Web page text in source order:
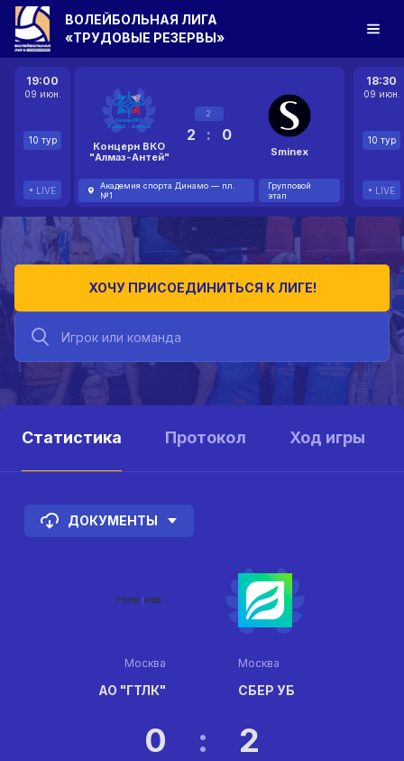
19:00
09 июн.
10 тур
LIVE
Концерн ВКО
"Алмаз-Антей"
2
2 : 0
Sminex
Академия спорта Динамо — пл.
№1
Групповой
этап
18:30
09 июн.
10 тур
LIVE
ВОЛЕЙБОЛЬНАЯ ЛИГА
«ТРУДОВЫЕ РЕЗЕРВЫ»
ХОЧУ ПРИСОЕДИНИТЬСЯ К ЛИГЕ!
Статистика Протокол Ход игры
ДОКУМЕНТЫ
Москва
АО "ГТЛК"
0 : 2
Москва
СБЕР УБ